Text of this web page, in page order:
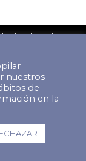
los derechos
nuestros
de
en la